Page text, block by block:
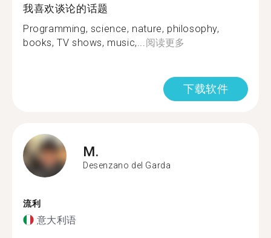
我喜欢谈论的话题
Programming, science, nature, philosophy,
books, TV shows, music,...阅读更多
下载软件
M.
Desenzano del Garda
流利
意大利语